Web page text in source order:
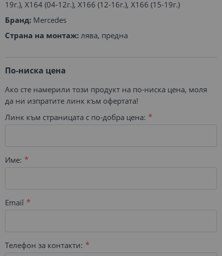
19г.), X164 (04-12г.), X166 (12-16г.), X166 (15-19г.)
Бранд: Mercedes
Страна на монтаж: лява, предна
По-ниска цена
Ако сте намерили този продукт на по-ниска цена, моля
да ни изпратите линк към офертата!
Линк към страницата с по-добра цена:
Име:
Email
Телефон за контакти: